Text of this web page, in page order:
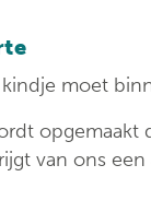
moet
opgemaakt
van ons